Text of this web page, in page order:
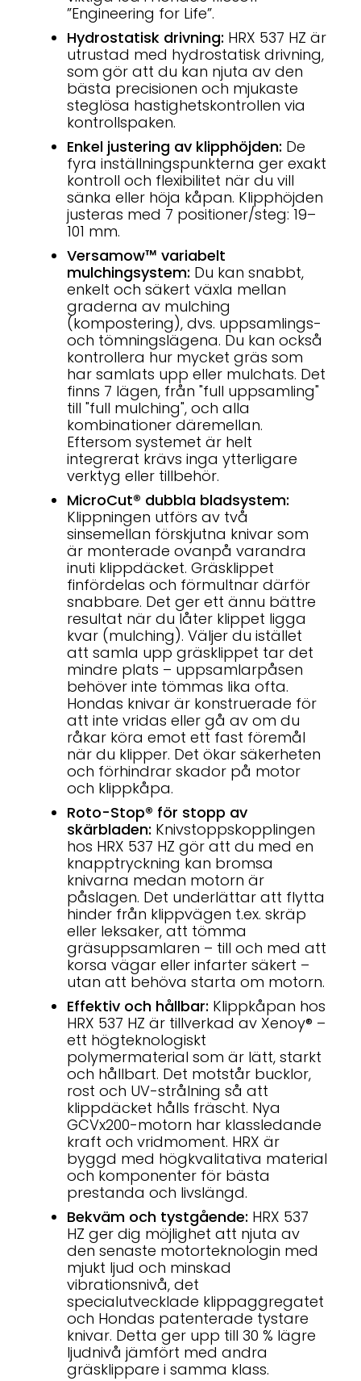
”Engineering for Life”.
Hydrostatisk drivning: HRX 537 HZ är
utrustad med hydrostatisk drivning,
som gör att du kan njuta av den
bästa precisionen och mjukaste
steglösa hastighetskontrollen via
kontrollspaken.
Enkel justering av klipphöjden: De
fyra inställningspunkterna ger exakt
kontroll och flexibilitet när du vill
sänka eller höja kåpan. Klipphöjden
justeras med 7 positioner/steg: 19–
101 mm.
Versamow™ variabelt
mulchingsystem: Du kan snabbt,
enkelt och säkert växla mellan
graderna av mulching
(kompostering), dvs. uppsamlings-
och tömningslägena. Du kan också
kontrollera hur mycket gräs som
har samlats upp eller mulchats. Det
finns 7 lägen, från "full uppsamling"
till "full mulching", och alla
kombinationer däremellan.
Eftersom systemet är helt
integrerat krävs inga ytterligare
verktyg eller tillbehör.
MicroCut® dubbla bladsystem:
Klippningen utförs av två
sinsemellan förskjutna knivar som
är monterade ovanpå varandra
inuti klippdäcket. Gräsklippet
finfördelas och förmultnar därför
snabbare. Det ger ett ännu bättre
resultat när du låter klippet ligga
kvar (mulching). Väljer du istället
att samla upp gräsklippet tar det
mindre plats – uppsamlarpåsen
behöver inte tömmas lika ofta.
Hondas knivar är konstruerade för
att inte vridas eller gå av om du
råkar köra emot ett fast föremål
när du klipper. Det ökar säkerheten
och förhindrar skador på motor
och klippkåpa.
Roto-Stop® för stopp av
skärbladen: Knivstoppskopplingen
hos HRX 537 HZ gör att du med en
knapptryckning kan bromsa
knivarna medan motorn är
påslagen. Det underlättar att flytta
hinder från klippvägen t.ex. skräp
eller leksaker, att tömma
gräsuppsamlaren – till och med att
korsa vägar eller infarter säkert –
utan att behöva starta om motorn.
Effektiv och hållbar: Klippkåpan hos
HRX 537 HZ är tillverkad av Xenoy® –
ett högteknologiskt
polymermaterial som är lätt, starkt
och hållbart. Det motstår bucklor,
rost och UV-strålning så att
klippdäcket hålls fräscht. Nya
GCVx200-motorn har klassledande
kraft och vridmoment. HRX är
byggd med högkvalitativa material
och komponenter för bästa
prestanda och livslängd.
Bekväm och tystgående: HRX 537
HZ ger dig möjlighet att njuta av
den senaste motorteknologin med
mjukt ljud och minskad
vibrationsnivå, det
specialutvecklade klippaggregatet
och Hondas patenterade tystare
knivar. Detta ger upp till 30 % lägre
ljudnivå jämfört med andra
gräsklippare i samma klass.